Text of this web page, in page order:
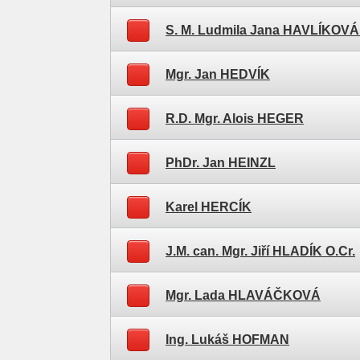
S. M. Ludmila Jana
Mgr. Jan HEDVÍK
R.D. Mgr. Alois HEGER
PhDr. Jan HEINZL
Karel HERCÍK
J.M. can. Mgr. Jiří HLADÍK O.Cr.
Mgr. Lada HLAVÁČKOVÁ
Ing. Lukáš HOFMAN